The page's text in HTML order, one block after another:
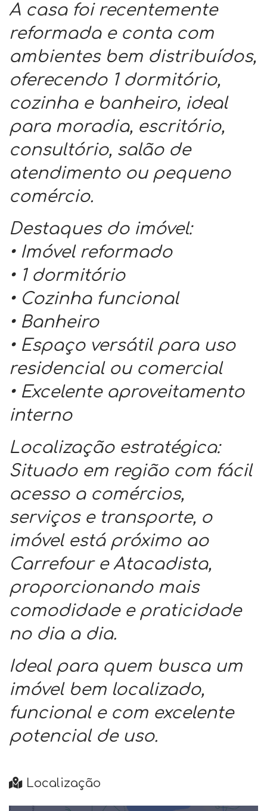
A casa foi recentemente
reformada e conta com
ambientes bem distribuídos,
oferecendo 1 dormitório,
cozinha e banheiro, ideal
para moradia, escritório,
consultório, salão de
atendimento ou pequeno
comércio.
Destaques do imóvel:
• Imóvel reformado
• 1 dormitório
• Cozinha funcional
• Banheiro
• Espaço versátil para uso
residencial ou comercial
• Excelente aproveitamento
interno
Localização estratégica:
Situado em região com fácil
acesso a comércios,
serviços e transporte, o
imóvel está próximo ao
Carrefour e Atacadista,
proporcionando mais
comodidade e praticidade
no dia a dia.
Ideal para quem busca um
imóvel bem localizado,
funcional e com excelente
potencial de uso.
Localização